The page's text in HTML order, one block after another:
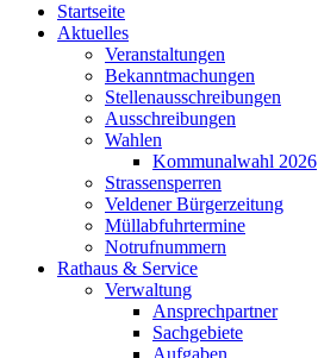
Startseite
Aktuelles
Veranstaltungen
Bekanntmachungen
Stellenausschreibungen
Ausschreibungen
Wahlen
Kommunalwahl 2026
Strassensperren
Veldener Bürgerzeitung
Müllabfuhrtermine
Notrufnummern
Rathaus & Service
Verwaltung
Ansprechpartner
Sachgebiete
Aufgaben